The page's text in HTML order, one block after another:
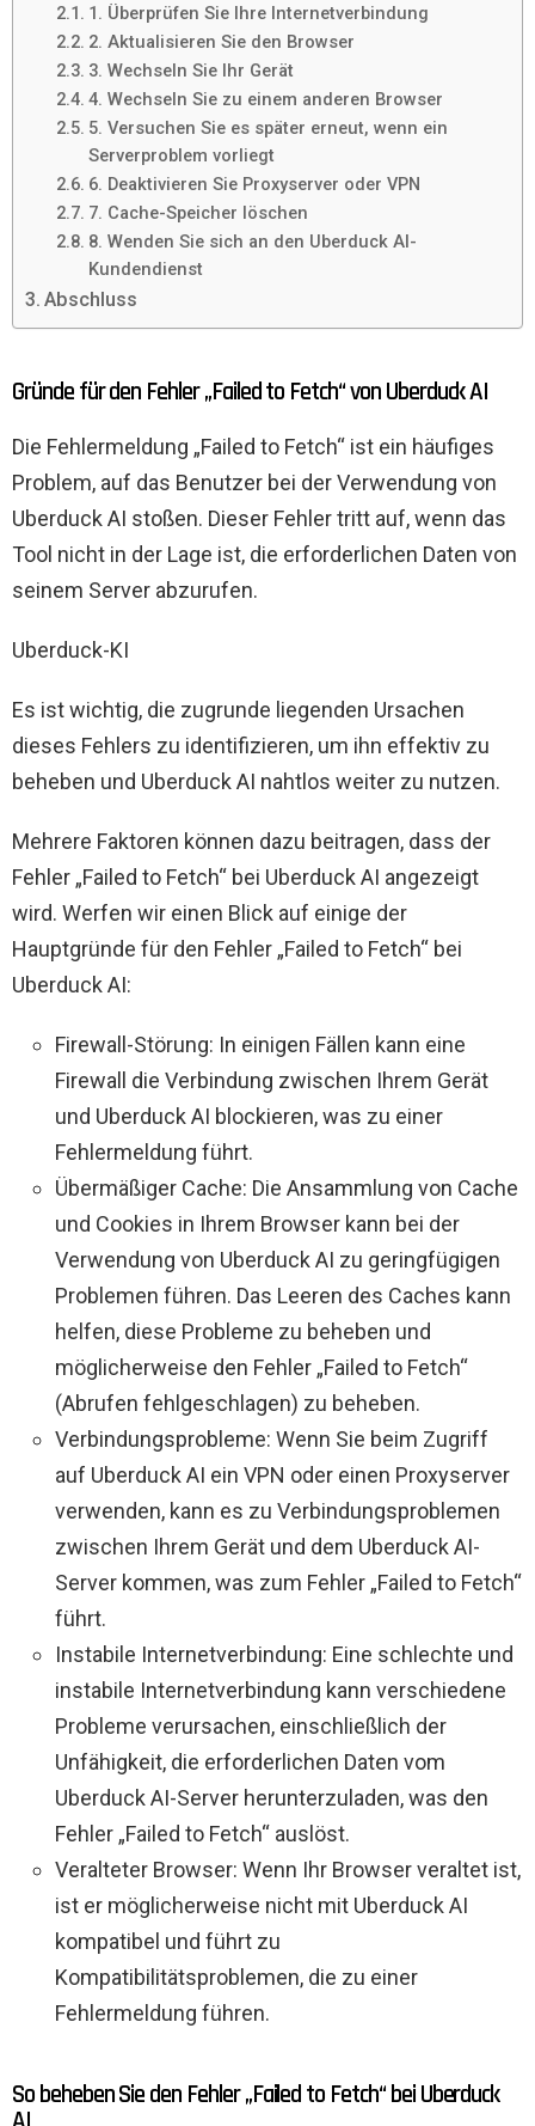
1. Überprüfen Sie Ihre Internetverbindung
2. Aktualisieren Sie den Browser
3. Wechseln Sie Ihr Gerät
4. Wechseln Sie zu einem anderen Browser
5. Versuchen Sie es später erneut, wenn ein
Serverproblem vorliegt
6. Deaktivieren Sie Proxyserver oder VPN
7. Cache-Speicher löschen
8. Wenden Sie sich an den Uberduck AI-
Kundendienst
Abschluss
Gründe für den Fehler „Failed to Fetch“ von Uberduck AI
Die Fehlermeldung „Failed to Fetch“ ist ein häufiges
Problem, auf das Benutzer bei der Verwendung von
Uberduck AI stoßen. Dieser Fehler tritt auf, wenn das
Tool nicht in der Lage ist, die erforderlichen Daten von
seinem Server abzurufen.
Uberduck-KI
Es ist wichtig, die zugrunde liegenden Ursachen
dieses Fehlers zu identifizieren, um ihn effektiv zu
beheben und Uberduck AI nahtlos weiter zu nutzen.
Mehrere Faktoren können dazu beitragen, dass der
Fehler „Failed to Fetch“ bei Uberduck AI angezeigt
wird. Werfen wir einen Blick auf einige der
Hauptgründe für den Fehler „Failed to Fetch“ bei
Uberduck AI:
Firewall-Störung: In einigen Fällen kann eine
Firewall die Verbindung zwischen Ihrem Gerät
und Uberduck AI blockieren, was zu einer
Fehlermeldung führt.
Übermäßiger Cache: Die Ansammlung von Cache
und Cookies in Ihrem Browser kann bei der
Verwendung von Uberduck AI zu geringfügigen
Problemen führen. Das Leeren des Caches kann
helfen, diese Probleme zu beheben und
möglicherweise den Fehler „Failed to Fetch“
(Abrufen fehlgeschlagen) zu beheben.
Verbindungsprobleme: Wenn Sie beim Zugriff
auf Uberduck AI ein VPN oder einen Proxyserver
verwenden, kann es zu Verbindungsproblemen
zwischen Ihrem Gerät und dem Uberduck AI-
Server kommen, was zum Fehler „Failed to Fetch“
führt.
Instabile Internetverbindung: Eine schlechte und
instabile Internetverbindung kann verschiedene
Probleme verursachen, einschließlich der
Unfähigkeit, die erforderlichen Daten vom
Uberduck AI-Server herunterzuladen, was den
Fehler „Failed to Fetch“ auslöst.
Veralteter Browser: Wenn Ihr Browser veraltet ist,
ist er möglicherweise nicht mit Uberduck AI
kompatibel und führt zu
Kompatibilitätsproblemen, die zu einer
Fehlermeldung führen.
So beheben Sie den Fehler „Failed to Fetch“ bei Uberduck